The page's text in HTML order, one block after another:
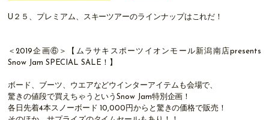
U２５、プレミアム、スキーツアーのラインナップはこれだ！
＜2019企画⑥＞【ムラサキスポーツイオンモール新潟南店presents
Snow Jam SPECIAL SALE！】
ボード、ブーツ、ウエアなどウインターアイテムも会場で、
驚きの値段で買えちゃうというSnow Jam特別企画！
各日先着4本スノーボード 10,000円からと驚きの価格で販売！